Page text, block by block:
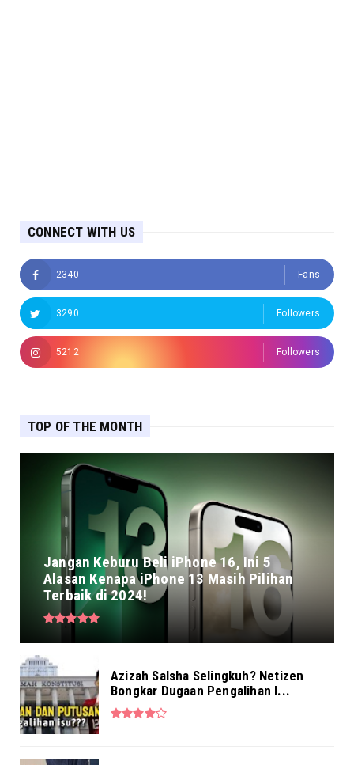
CONNECT WITH US
2340 Fans
3290 Followers
5212 Followers
TOP OF THE MONTH
Jangan Keburu Beli iPhone 16, Ini 5
Alasan Kenapa iPhone 13 Masih Pilihan
Terbaik di 2024!
Azizah Salsha Selingkuh? Netizen
Bongkar Dugaan Pengalihan I...